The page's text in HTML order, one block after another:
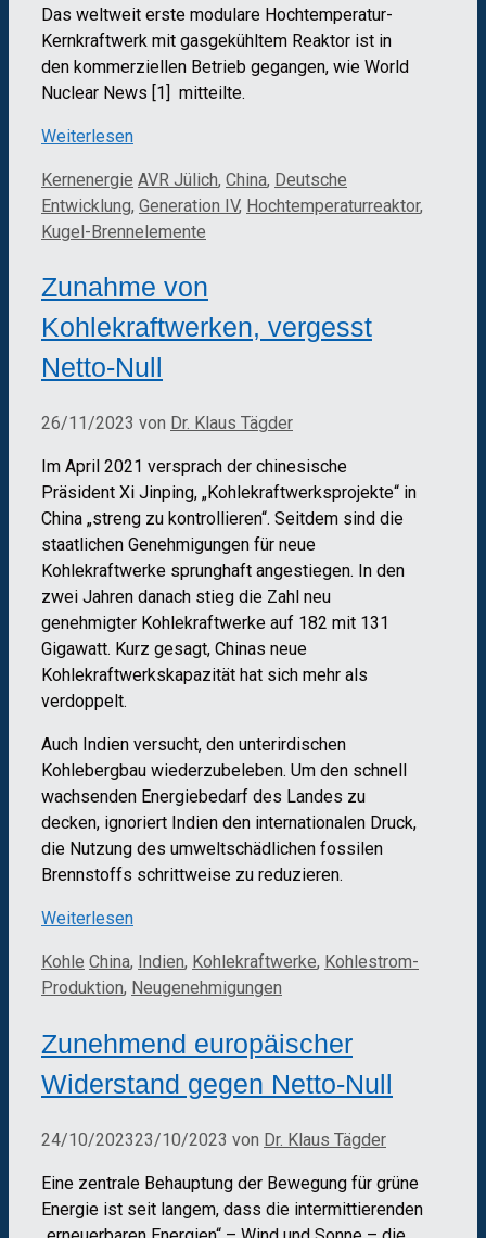
Das weltweit erste modulare Hochtemperatur-
Kernkraftwerk mit gasgekühltem Reaktor ist in
den kommerziellen Betrieb gegangen, wie World
Nuclear News [1] mitteilte.
Weiterlesen
Kategorien
Kernenergie Schlagwörter
AVR Jülich, China, Deutsche
Entwicklung, Generation IV, Hochtemperaturreaktor,
Kugel-Brennelemente
Zunahme von
Kohlekraftwerken, vergesst
Netto-Null
26/11/2023 von Dr. Klaus Tägder
Im April 2021 versprach der chinesische
Präsident Xi Jinping, „Kohlekraftwerksprojekte“ in
China „streng zu kontrollieren“. Seitdem sind die
staatlichen Genehmigungen für neue
Kohlekraftwerke sprunghaft angestiegen. In den
zwei Jahren danach stieg die Zahl neu
genehmigter Kohlekraftwerke auf 182 mit 131
Gigawatt. Kurz gesagt, Chinas neue
Kohlekraftwerkskapazität hat sich mehr als
verdoppelt.
Auch Indien versucht, den unterirdischen
Kohlebergbau wiederzubeleben. Um den schnell
wachsenden Energiebedarf des Landes zu
decken, ignoriert Indien den internationalen Druck,
die Nutzung des umweltschädlichen fossilen
Brennstoffs schrittweise zu reduzieren.
Weiterlesen
Kategorien
Kohle Schlagwörter
China, Indien, Kohlekraftwerke, Kohlestrom-
Produktion, Neugenehmigungen
Zunehmend europäischer
Widerstand gegen Netto-Null
24/10/202323/10/2023 von Dr. Klaus Tägder
Eine zentrale Behauptung der Bewegung für grüne
Energie ist seit langem, dass die intermittierenden